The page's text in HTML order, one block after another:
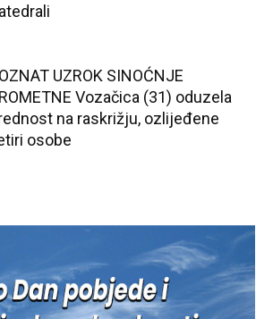
UZROK SINOĆNJE
Vozačica (31) oduzela
na raskrižju, ozlijeđene
osobe